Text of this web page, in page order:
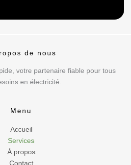
de nous
votre partenaire fiable pour tous
en électricité.
Menu
Accueil
Services
À propos
Contact